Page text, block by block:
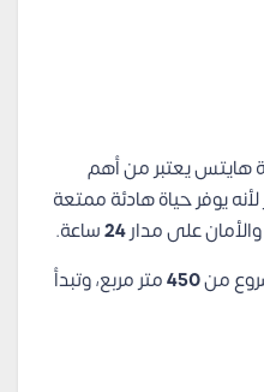
هايتس يعتبر من أهم
يوفر حياة هادئة ممتعة
على مدار24ساعة.
من
متر مربع، وتبدأ